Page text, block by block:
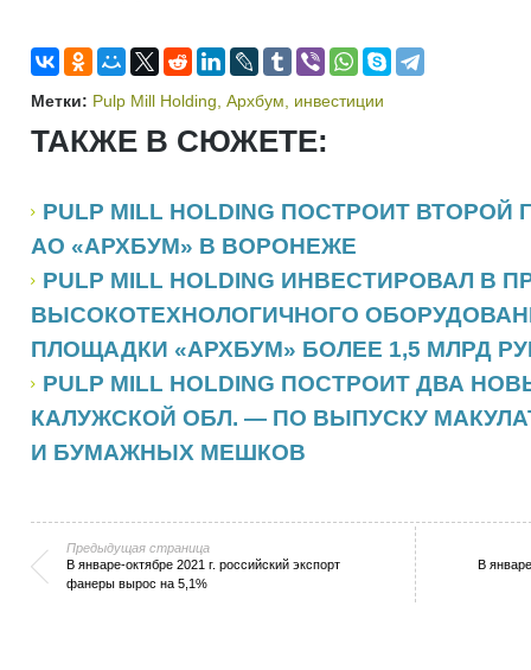
Метки: Pulp Mill Holding Архбум инвестиции
ТАКЖЕ В СЮЖЕТЕ:
PULP MILL HOLDING ПОСТРОИТ
АО «АРХБУМ» В ВОРОНЕЖЕ
PULP MILL HOLDING ИНВЕСТИРОВАЛ В
ВЫСОКОТЕХНОЛОГИЧНОГО
ПЛОЩАДКИ «АРХБУМ» БОЛЕЕ 1,5 МЛРД
PULP MILL HOLDING ПОСТРОИТ ДВА
КАЛУЖСКОЙ ОБЛ. — ПО ВЫПУСКУ
И БУМАЖНЫХ МЕШКОВ
Предыдущая страница
В январе-октябре 2021 г. российский экспорт
фанеры вырос на 5,1%
В